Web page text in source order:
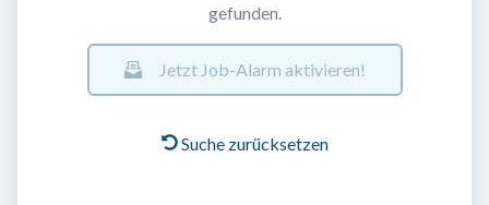
gefunden.
Jetzt Job-Alarm aktivieren!
Suche zurücksetzen